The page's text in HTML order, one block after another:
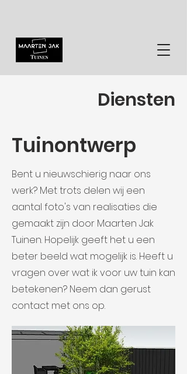
Diensten
Tuinontwerp
Bent u nieuwschierig naar ons
werk? Met trots delen wij een
aantal foto's van realisaties die
gemaakt zijn door Maarten Jak
Tuinen. Hopelijk geeft het u een
beter beeld wat mogelijk is. Heeft u
vragen over wat ik voor uw tuin kan
betekenen? Neem dan gerust
contact met ons op.